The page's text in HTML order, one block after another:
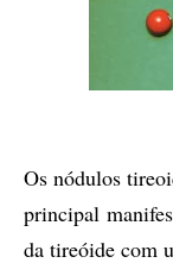
Os nódulos
principal
da tireóide com